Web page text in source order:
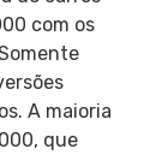
com os
A maioria
que